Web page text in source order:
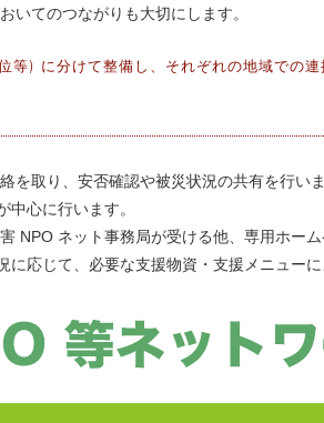
いてのつながりも大切にします。
) に分けて整備し、それぞれの地域での連
を取り、安否確認や被災状況の共有を行いま
心に行います。
NPO ネット事務局が受ける他、専用ホー
応じて、必要な支援物資・支援メニューに